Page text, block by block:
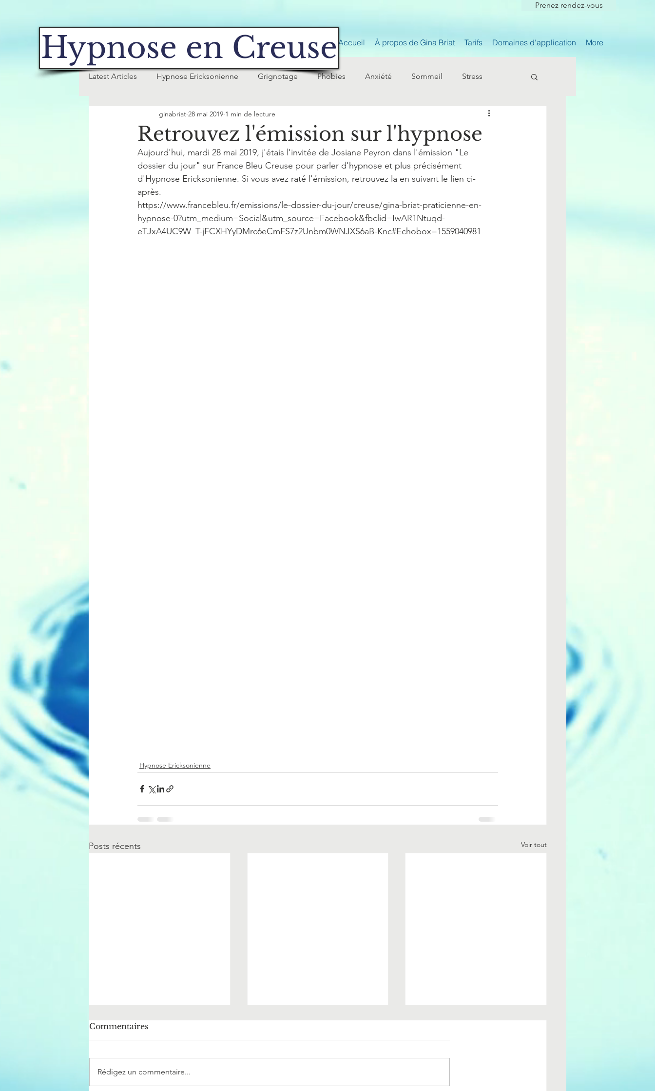
Hypnose en Creuse
Prenez rendez-vous
Accueil À propos de Gina Briat Tarifs Domaines d'application More
Latest Articles Hypnose Ericksonienne Grignotage Phobies Anxiété Sommeil Stress
Retrouvez l'émission sur l'hypnose
ginabriat 28 mai 2019 1 min de lecture
Aujourd'hui, mardi 28 mai 2019, j'étais l'invitée de Josiane Peyron dans l'émission "Le
dossier du jour" sur France Bleu Creuse pour parler d'hypnose et plus précisément
d'Hypnose Ericksonienne. Si vous avez raté l'émission, retrouvez la en suivant le lien ci-
après.
https://www.francebleu.fr/emissions/le-dossier-du-jour/creuse/gina-briat-praticienne-en-
hypnose-0?utm_medium=Social&utm_source=Facebook&fbclid=IwAR1Ntuqd-
eTJxA4UC9W_T-jFCXHYyDMrc6eCmFS7z2Unbm0WNJXS6aB-Knc#Echobox=1559040981
Hypnose Ericksonienne
Posts récents Voir tout
Commentaires
Rédigez un commentaire...